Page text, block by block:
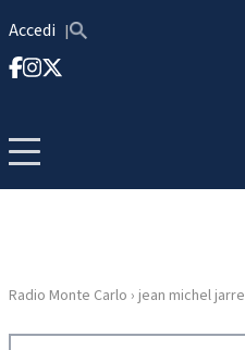
Accedi
HOME
Radio Monte Carlo › jean michel jarre
Tag:jean michel jarre